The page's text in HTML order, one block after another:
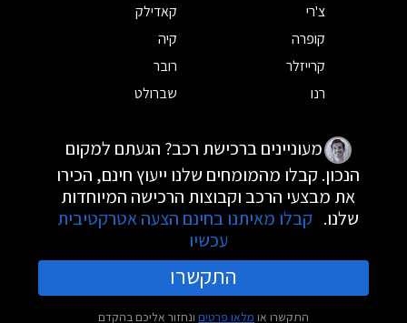
צ'רי
קאדילק
קופרה
קיה
קרייזלר
רובר
רנו
שברולט
מעוניינים ברכישת רכב? הגעתם למקום
הנכון. קבלו מהמומחים שלנו ייעוץ חינם, הכירו
את מבצעי הרכב וקבוצות הרכישה המיוחדות
שלנו. קבלו מאיתנו בחינם הצעה אטרקטיבית
עכשיו
התקשרו
התקשרו או מלאו פרטים ונחזור אליכם בהקדם